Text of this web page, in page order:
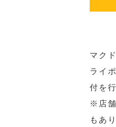
マク
ライ
付を
※店舗
もあ